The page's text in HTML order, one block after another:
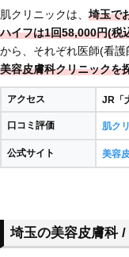
肌クリニックは、 埼玉で
ハイフは1回58,000円(税
から、それぞれ医師(看護
美容皮膚科クリニックを
アクセス JR「
口コミ評価 肌ク
公式サイト 美容
埼玉の美容皮膚科